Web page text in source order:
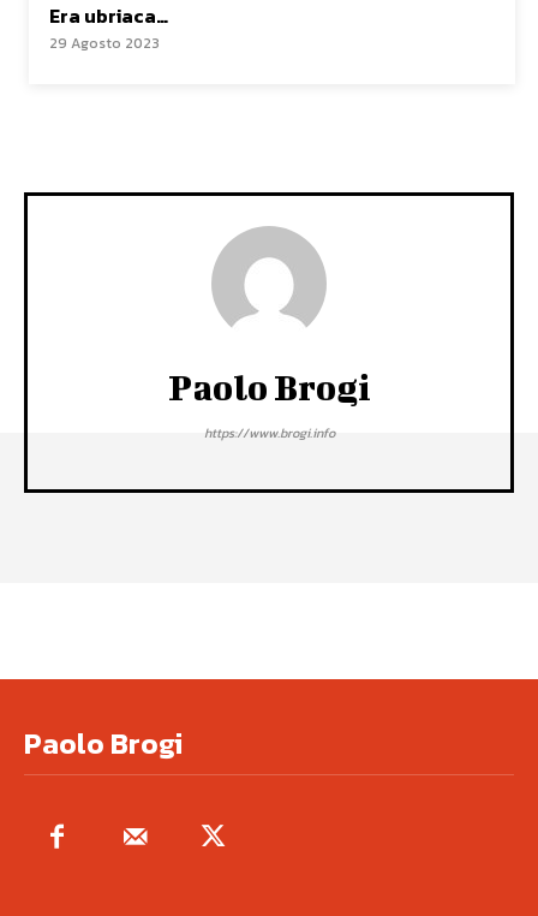
Era ubriaca…
29 Agosto 2023
Paolo Brogi
https://www.brogi.info
Paolo Brogi